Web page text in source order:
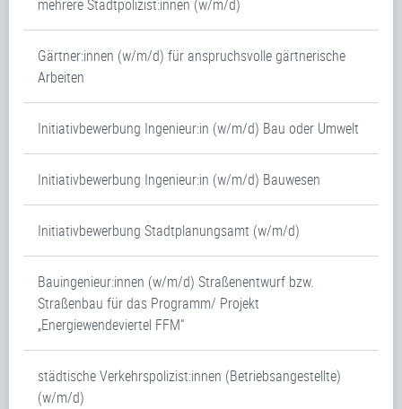
mehrere Stadtpolizist:innen (w/m/d)
Gärtner:innen (w/m/d) für anspruchsvolle gärtnerische
Arbeiten
Initiativbewerbung Ingenieur:in (w/m/d) Bau oder Umwelt
Initiativbewerbung Ingenieur:in (w/m/d) Bauwesen
Initiativbewerbung Stadtplanungsamt (w/m/d)
Bauingenieur:innen (w/m/d) Straßenentwurf bzw.
Straßenbau für das Programm/ Projekt
„Energiewendeviertel FFM“
städtische Verkehrspolizist:innen (Betriebsangestellte)
(w/m/d)